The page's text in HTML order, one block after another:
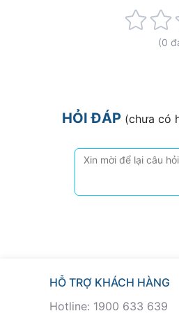
(0
HỎI ĐÁP (chưa có
HỖ TRỢ KHÁCH HÀNG
Hotline: 1900 633 639